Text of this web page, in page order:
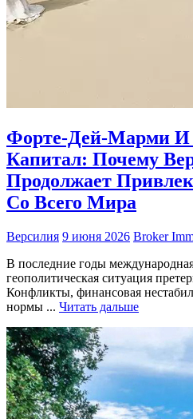
Форте-Дей-Марми
Капитал: Почему
Продолжает
Со Всего Мира
Версилия 9 июня 2026 Broker
В последние годы
геополитическая ситуация
Конфликты, финансовая
нормы ... Читать дальше